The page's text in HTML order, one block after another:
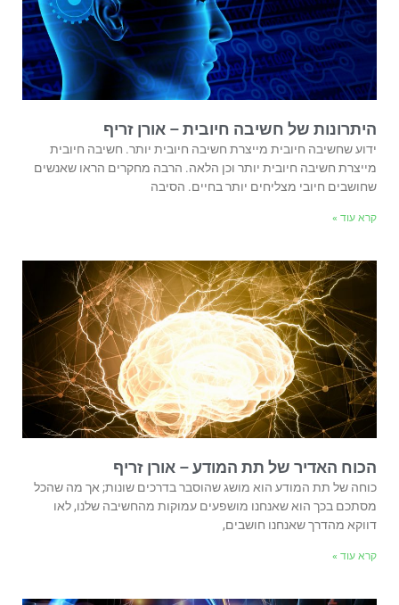
היתרונות של חשיבה חיובית – אורן זריף
ידוע שחשיבה חיובית מייצרת חשיבה חיובית יותר. חשיבה חיובית
מייצרת חשיבה חיובית יותר וכן הלאה. הרבה מחקרים הראו שאנשים
שחושבים חיובי מצליחים יותר בחיים. הסיבה
קרא עוד »
הכוח האדיר של תת המודע – אורן זריף
כוחה של תת המודע הוא מושג שהוסבר בדרכים שונות; אך מה שהכל
מסתכם בכך הוא שאנחנו מושפעים עמוקות מהחשיבה שלנו, לאו
דווקא מהדרך שאנחנו חושבים,
קרא עוד »